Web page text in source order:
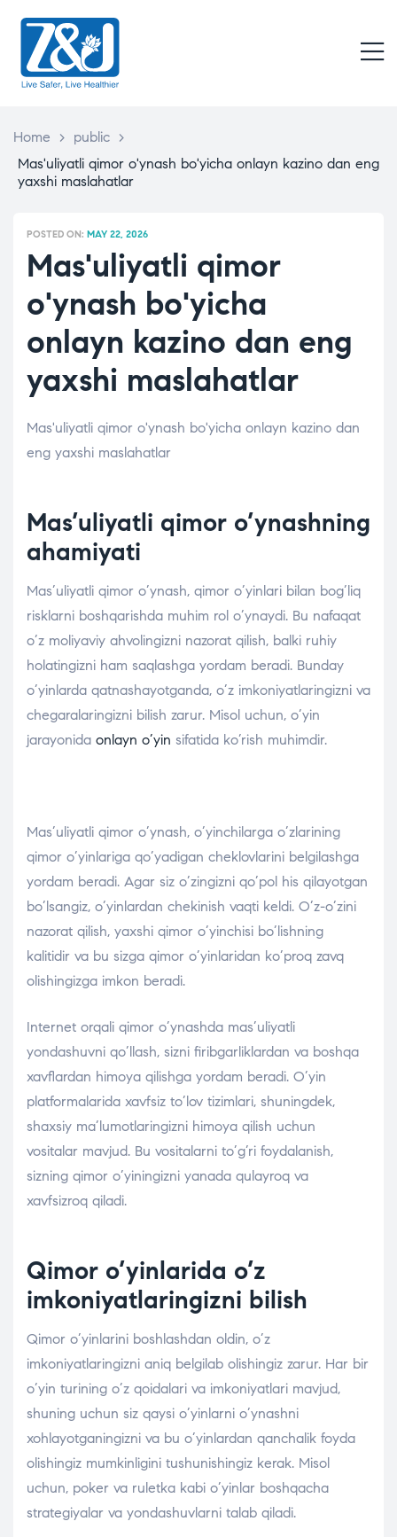
Home > public >
Mas'uliyatli qimor o'ynash bo'yicha onlayn kazino dan eng
yaxshi maslahatlar
POSTED ON: MAY 22, 2026
Mas'uliyatli qimor
o'ynash bo'yicha
onlayn kazino dan eng
yaxshi maslahatlar
Mas'uliyatli qimor o'ynash bo'yicha onlayn kazino dan
eng yaxshi maslahatlar
Mas’uliyatli qimor o’ynashning
ahamiyati
Mas’uliyatli qimor o’ynash, qimor o’yinlari bilan bog’liq
risklarni boshqarishda muhim rol o’ynaydi. Bu nafaqat
o’z moliyaviy ahvolingizni nazorat qilish, balki ruhiy
holatingizni ham saqlashga yordam beradi. Bunday
o’yinlarda qatnashayotganda, o’z imkoniyatlaringizni va
chegaralaringizni bilish zarur. Misol uchun, o’yin
jarayonida onlayn o’yin sifatida ko’rish muhimdir.
Mas’uliyatli qimor o’ynash, o’yinchilarga o’zlarining
qimor o’yinlariga qo’yadigan cheklovlarini belgilashga
yordam beradi. Agar siz o’zingizni qo’pol his qilayotgan
bo’lsangiz, o’yinlardan chekinish vaqti keldi. O’z-o’zini
nazorat qilish, yaxshi qimor o’yinchisi bo’lishning
kalitidir va bu sizga qimor o’yinlaridan ko’proq zavq
olishingizga imkon beradi.
Internet orqali qimor o’ynashda mas’uliyatli
yondashuvni qo’llash, sizni firibgarliklardan va boshqa
xavflardan himoya qilishga yordam beradi. O’yin
platformalarida xavfsiz to’lov tizimlari, shuningdek,
shaxsiy ma’lumotlaringizni himoya qilish uchun
vositalar mavjud. Bu vositalarni to’g’ri foydalanish,
sizning qimor o’yiningizni yanada qulayroq va
xavfsizroq qiladi.
Qimor o’yinlarida o’z
imkoniyatlaringizni bilish
Qimor o’yinlarini boshlashdan oldin, o’z
imkoniyatlaringizni aniq belgilab olishingiz zarur. Har bir
o’yin turining o’z qoidalari va imkoniyatlari mavjud,
shuning uchun siz qaysi o’yinlarni o’ynashni
xohlayotganingizni va bu o’yinlardan qanchalik foyda
olishingiz mumkinligini tushunishingiz kerak. Misol
uchun, poker va ruletka kabi o’yinlar boshqacha
strategiyalar va yondashuvlarni talab qiladi.